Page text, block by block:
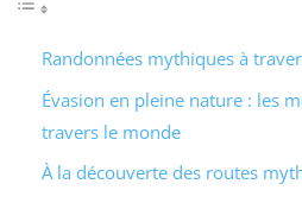
Randonnées mythiques à
Évasion en pleine nature : les
travers le monde
À la découverte des routes